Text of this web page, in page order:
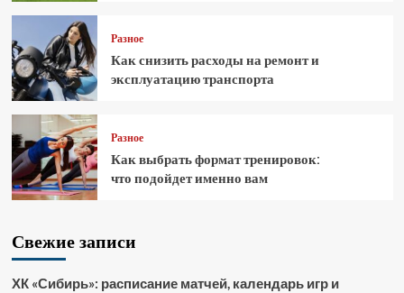
Разное
Как снизить расходы на ремонт и
эксплуатацию транспорта
Разное
Как выбрать формат тренировок:
что подойдет именно вам
Свежие записи
ХК «Сибирь»: расписание матчей, календарь игр и